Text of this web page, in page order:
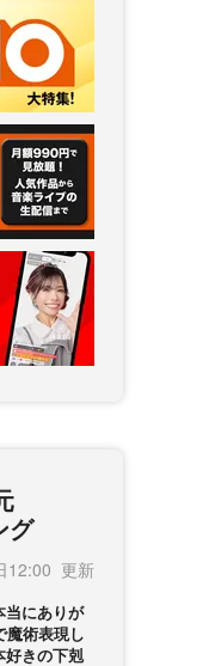
グ
12:00
当にありが
魔術表現し
好きの下剋